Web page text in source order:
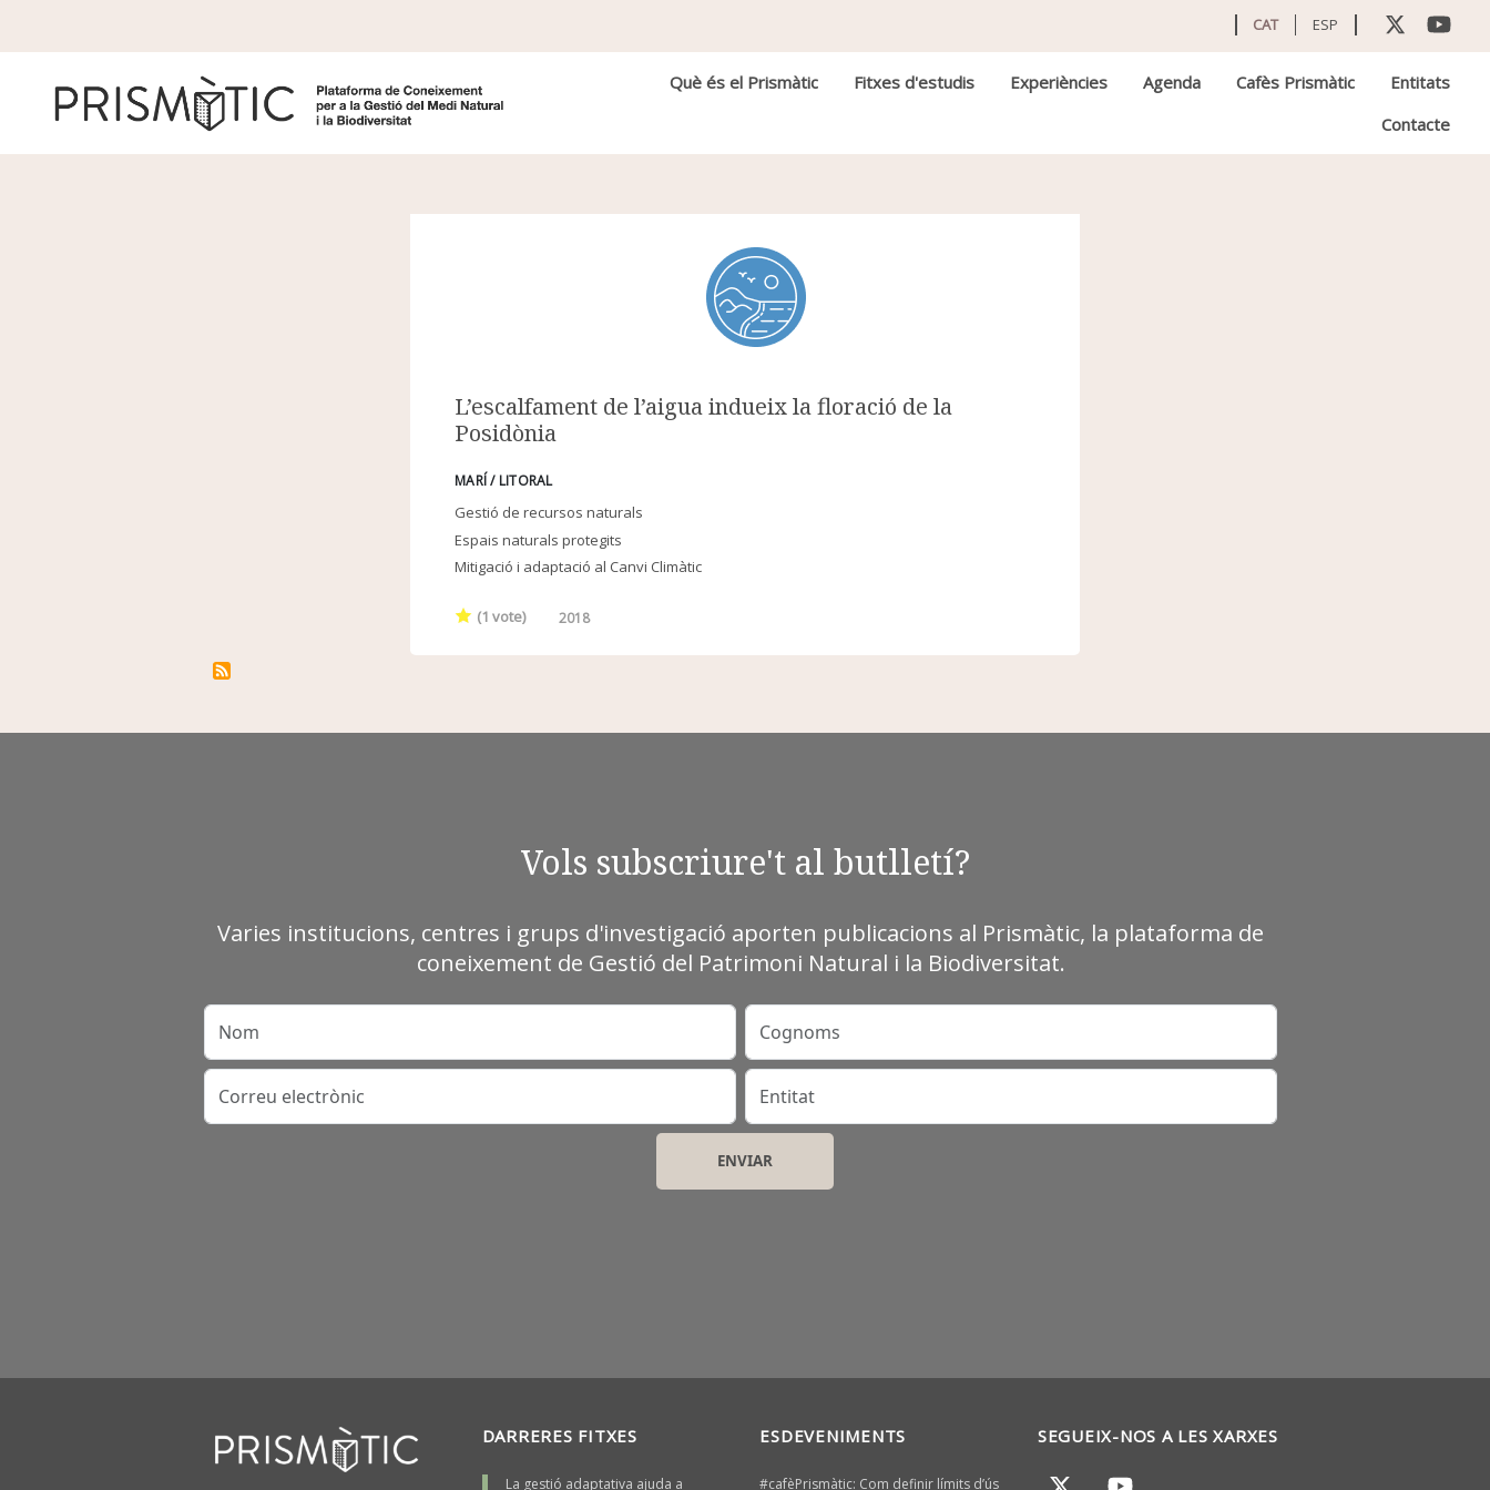
CAT ESP
Navegació principal
Què és el Prismàtic Fitxes d'estudis Experiències Agenda Cafès Prismàtic
Entitats
Contacte
L’escalfament de l’aigua indueix la floració de la
Posidònia
MARÍ / LITORAL
Gestió de recursos naturals
Espais naturals protegits
Mitigació i adaptació al Canvi Climàtic
(1 vote) 2018
Vols subscriure't al butlletí?
Varies institucions, centres i grups d'investigació aporten publicacions al Prismàtic, la plataforma de
coneixement de Gestió del Patrimoni Natural i la Biodiversitat.
Nom Cognoms
Correu electrònic Entitat
DARRERES FITXES
La gestió adaptativa ajuda a
ESDEVENIMENTS
#cafèPrismàtic: Com definir límits d’ús
SEGUEIX-NOS A LES XARXES